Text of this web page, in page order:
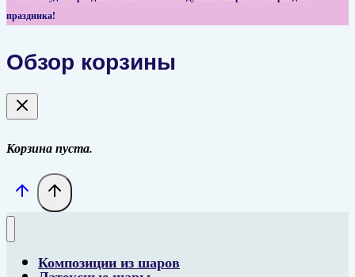
праздника!
Обзор корзины
Корзина пуста.
Композиции из шаров